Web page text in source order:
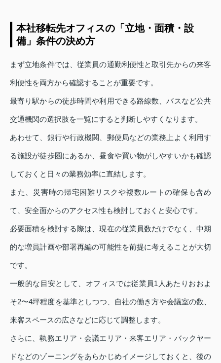
本社移転先オフィスの「立地・面積・設
備」条件の決め方
まず立地条件では、従業員の通勤利便性と取引先からの来客
利便性を両方から確認することが重要です。
最寄り駅からの徒歩時間や利用できる路線数、バスなど公共
交通機関の選択肢を一覧にすると判断しやすくなります。
あわせて、銀行や行政機関、郵便局などの業務上よく利用す
る施設が徒歩圏にあるか、昼食や買い物がしやすいかも確認
しておくと日々の業務効率に直結します。
また、災害時の帰宅困難リスクや複数ルートの確保も含め
て、安全面からのアクセス性も検討しておくと安心です。
必要面積を検討する際は、現在の従業員数だけでなく、中期
的な増員計画や部署再編の可能性を前提に考えることが大切
です。
一般的な目安として、オフィスでは従業員1人あたりおおよ
そ2〜4坪程度を基準としつつ、自社の働き方や会議室の数、
来客スペースの広さなどに応じて調整します。
さらに、執務エリア・会議エリア・来客エリア・バックヤー
ドなどのゾーニングをあらかじめイメージしておくと、後の